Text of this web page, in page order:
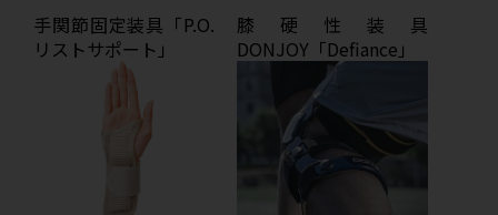
手関節固定装具「P.O.
リストサポート」
膝硬性装具
DONJOY「Defiance」